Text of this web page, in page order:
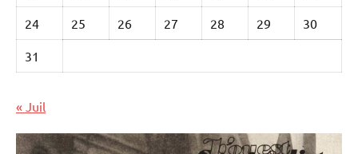
24 25 26 27 28 29 30
31
« Juil